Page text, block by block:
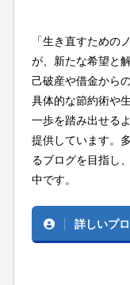
「生き直すための
が、新たな希望と
己破産や借金から
具体的な節約術や
一歩を踏み出せる
提供しています。
るブログを目指し
中です。
詳しいプ